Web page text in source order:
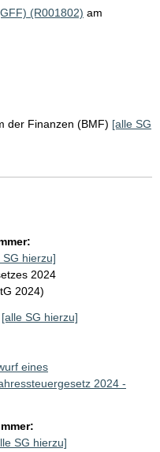
(R001802) am
der Finanzen (BMF) [alle SG
SG hierzu]
2024
2024)
[alle SG hierzu]
eines
2024 -
SG hierzu]